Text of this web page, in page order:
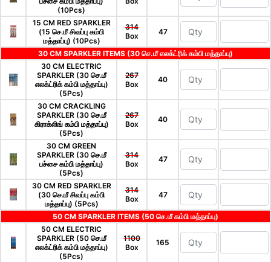
(10Pcs)
15 CM RED SPARKLER
(15 செ.மீ சிவப்பு கம்பி
மத்தாப்பு) (10Pcs)
314
Box
47
30 CM SPARKLER ITEMS (30 செ.மீ எலக்ட்ரிக் கம்பி மத்தாப்பு)
30 CM ELECTRIC
SPARKLER (30 செ.மீ
எலக்ட்ரிக் கம்பி மத்தாப்பு)
(5Pcs)
267
Box
40
30 CM CRACKLING
SPARKLER (30 செ.மீ
கிராக்லிங் கம்பி மத்தாப்பு)
(5Pcs)
267
Box
40
30 CM GREEN
SPARKLER (30 செ.மீ
பச்சை கம்பி மத்தாப்பு)
(5Pcs)
314
Box
47
30 CM RED SPARKLER
(30 செ.மீ சிவப்பு கம்பி
மத்தாப்பு) (5Pcs)
314
Box
47
50 CM SPARKLER ITEMS (50 செ.மீ கம்பி மத்தாப்பு)
50 CM ELECTRIC
SPARKLER (50 செ.மீ
எலக்ட்ரிக் கம்பி மத்தாப்பு)
(5Pcs)
1100
Box
165